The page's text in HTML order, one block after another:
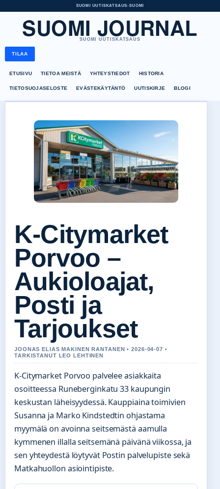
SUOMI UUTISKATSAUS•SUOMI
SUOMI JOURNAL
SUOMI UUTISKATSAUS
TILAA
ETUSIVU TIETOA MEISTÄ YHTEYSTIEDOT HISTORIA
TIETOSUOJASELOSTE EVÄSTEKÄYTÄNTÖ UUTISKIRJE BLOGI
K-Citymarket
Porvoo –
Aukioloajat,
Posti ja
Tarjoukset
JOONAS ELIAS MAKINEN RANTANEN • 2026-04-07 •
TARKISTANUT LEO LEHTINEN
K-Citymarket Porvoo palvelee asiakkaita
osoitteessa Runeberginkatu 33 kaupungin
keskustan läheisyydessä. Kauppiaina toimivien
Susanna ja Marko Kindstedtin ohjastama
myymälä on avoinna seitsemästä aamulla
kymmenen illalla seitsemänä päivänä viikossa, ja
sen yhteydestä löytyvät Postin palvelupiste sekä
Matkahuollon asiointipiste.